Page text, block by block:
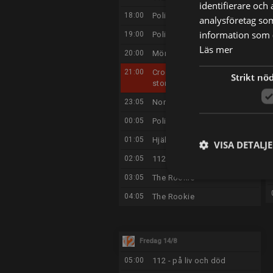
18:00 Polisens biljakter
19:00 Polisens biljakter
20:00 Mördare inför rätta
21:00
Crocodile Dundee - En
storviltjägare i New York
23:05 Norrlandspolisen
00:05 Polisens biljakter
01:05 Hjälp! De tar min bil
02:05 112 - på liv och död
03:05 The Rookie
04:05 The Rookie
Fredag 14/8
05:00 112 - på liv och död
identifierare och
analysföretag
information som
Läs mer
Strikt
VISA